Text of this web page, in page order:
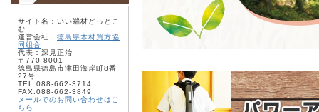
サイト名：いい端材どっとこ
む
運営会社： 徳島県木材買方協
同組合
代表：深見正治
〒770-8001
徳島県徳島市津田海岸町8番
27号
TEL:088-662-3714
FAX:088-662-3849
メールでのお問い合わせはこ
ちら